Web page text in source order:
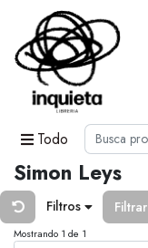
Todo
Simon Leys
Filtros Filtrar
Mostrando 1 de 1